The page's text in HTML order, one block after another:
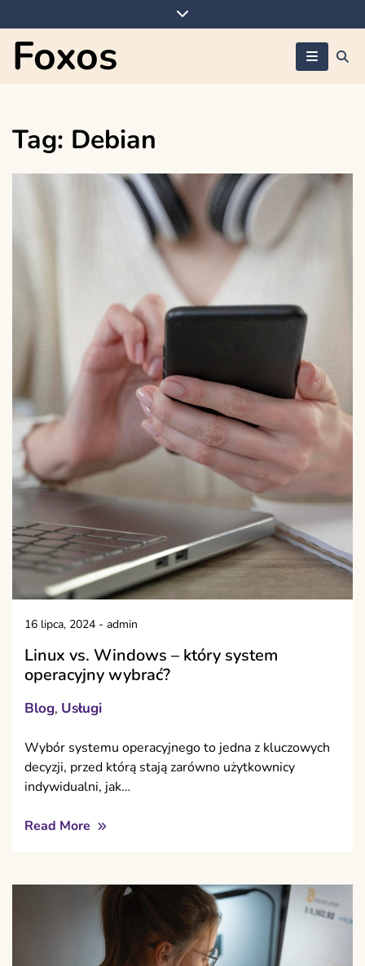
to
content
Foxos
Tag: Debian
16 lipca, 2024 - admin
Linux vs. Windows – który system
operacyjny wybrać?
Blog, Usługi
Wybór systemu operacyjnego to jedna z kluczowych
decyzji, przed którą stają zarówno użytkownicy
indywidualni, jak…
Read More